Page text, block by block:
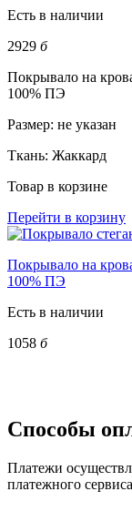
Есть в наличии
2929 б
Покрывало на
100% ПЭ
Размер: не указан
Ткань: Жаккард
Товар в корзине
Перейти в корзину
Покрывало на
100% ПЭ
Есть в наличии
1058 б
Способы
Платежи
платежного